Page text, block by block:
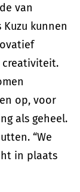
van
kunnen
creativiteit.
op, voor
als geheel.
“We
in plaats